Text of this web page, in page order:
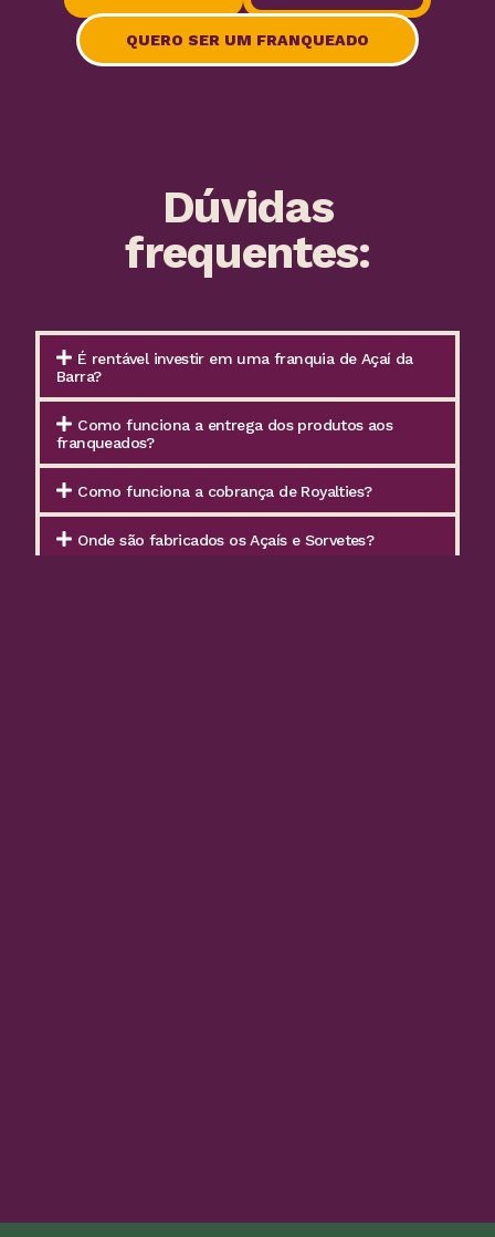
QUERO SER UM FRANQUEADO
Dúvidas
frequentes:
É rentável investir em uma franquia de Açaí da
Barra?
Como funciona a entrega dos produtos aos
franqueados?
Como funciona a cobrança de Royalties?
Onde são fabricados os Açaís e Sorvetes?